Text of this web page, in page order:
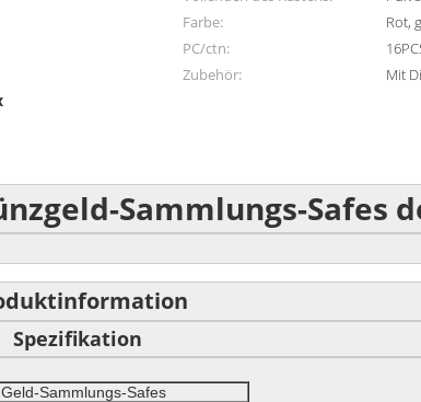
Farbe:
Rot,
PC/ctn:
Zubehör:
Mit
Sammlungs-Safes
Spezifikation
Geld-Sammlungs-Safes